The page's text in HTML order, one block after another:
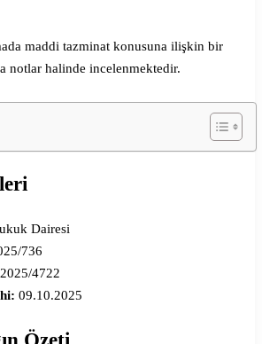
maddi tazminat konusuna ilişkin bir
notlar halinde incelenmektedir.
Dairesi
736
2025/4722
09.10.2025